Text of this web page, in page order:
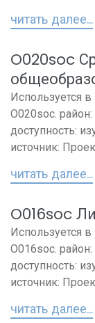
читать далее...
O020soc
Используется в
O020soc.
доступность:
источник:
читать далее...
O016soc
Используется в
O016soc.
доступность:
источник:
читать далее...